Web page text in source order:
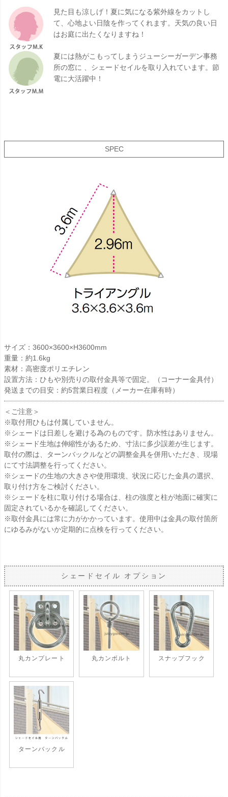
見た目も涼しげ！夏に気になる紫外線をカットし
て、心地よい日陰を作ってくれます。天気の良い日
はお庭に出たくなりますね！
夏には熱がこもってしまうジューシーガーデン事務
所の窓に 、シェードセイルを取り入れています。節
電に大活躍中！
SPEC
サイズ：3600×3600×H3600mm
重量：約1.6kg
素材：高密度ポリエチレン
設置方法：ひもや別売りの取付金具等で固定。（コーナー金具付）
発送までの目安：約5営業日程度（メーカー在庫有時）
＜ご注意＞
※取付用ひもは付属していません。
※シェードは日差しを避ける為のものです。防水性はありません。
※シェード生地は伸縮性があるため、寸法に多少誤差が生じます。
取付の際は、ターンバックルなどの調整金具を併用いただき、現場
にて寸法調整を行ってください。
※シェードの生地の大きさや使用環境、状況に応じた金具の選択、
取り付け方をご検討ください。
※シェードを柱に取り付ける場合は、柱の強度と柱が地面に確実に
固定されているかを確認してください。
※取付金具には常に力がかかっています。使用中は金具の取付箇所
にゆるみがないか定期的に点検を行ってください。
シェードセイル オプション
丸カンプレート 丸カンボルト スナップフック
ターンバックル